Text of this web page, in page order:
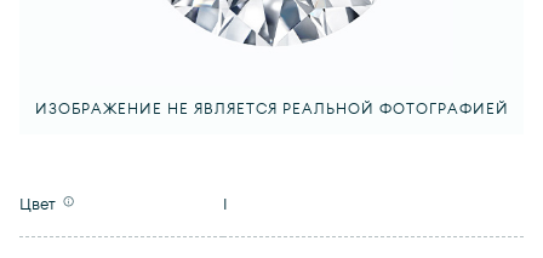
ИЗОБРАЖЕНИЕ НЕ ЯВЛЯЕТСЯ РЕАЛЬНОЙ ФОТОГРАФИЕЙ
Цвет I